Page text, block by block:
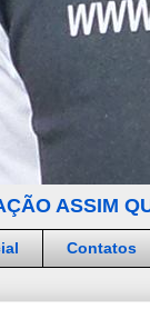
ASSIM
Contatos